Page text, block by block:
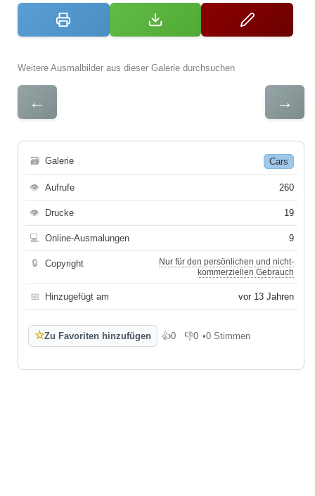
Weitere Ausmalbilder aus dieser Galerie durchsuchen
← →
🗃 Galerie Cars
👁 Aufrufe 260
👁 Drucke 19
💻 Online-Ausmalungen 9
🔒 Copyright
Nur für den persönlichen und nicht-
kommerziellen Gebrauch
📅 Hinzugefügt am vor 13 Jahren
☆Zu Favoriten hinzufügen 👍0
Gefällt mir
👎0
Gefällt mir nicht
•0 Stimmen